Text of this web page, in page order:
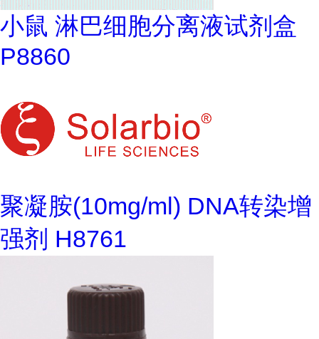
小鼠 淋巴细胞分离液试剂盒
P8860
聚凝胺(10mg/ml) DNA转染增
强剂 H8761